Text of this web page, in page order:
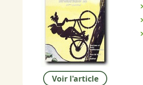
Voir l'article